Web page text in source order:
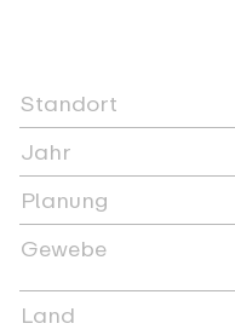
Standort
Jahr
Planung
Gewebe
Land